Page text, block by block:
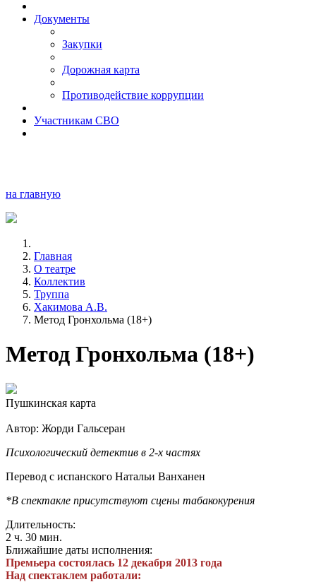
Документы
Закупки
Дорожная карта
Противодействие коррупции
Участникам СВО
на главную
Главная
О театре
Коллектив
Труппа
Хакимова А.В.
Метод Гронхольма (18+)
Метод Гронхольма (18+)
Пушкинская карта
Автор: Жорди Гальсеран
Психологический детектив в 2-х частях
Перевод с испанского Натальи Ванханен
*В спектакле присутствуют сцены табакокурения
Длительность:
2 ч. 30 мин.
Ближайшие даты исполнения:
Премьера состоялась 12 декабря 2013 года
Над спектаклем работали: